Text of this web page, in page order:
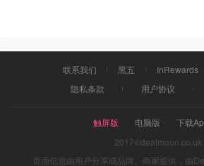
联系我们 黑五 InRewards
隐私条款
用户协议
触屏版 电脑版
下载
2017©dealmoon.co.uk
页面信息由用户分享或品牌、商家提供，由